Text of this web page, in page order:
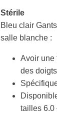
Stérile
Bleu clair
salle blanche :
Avoir une
des
tailles 6.0